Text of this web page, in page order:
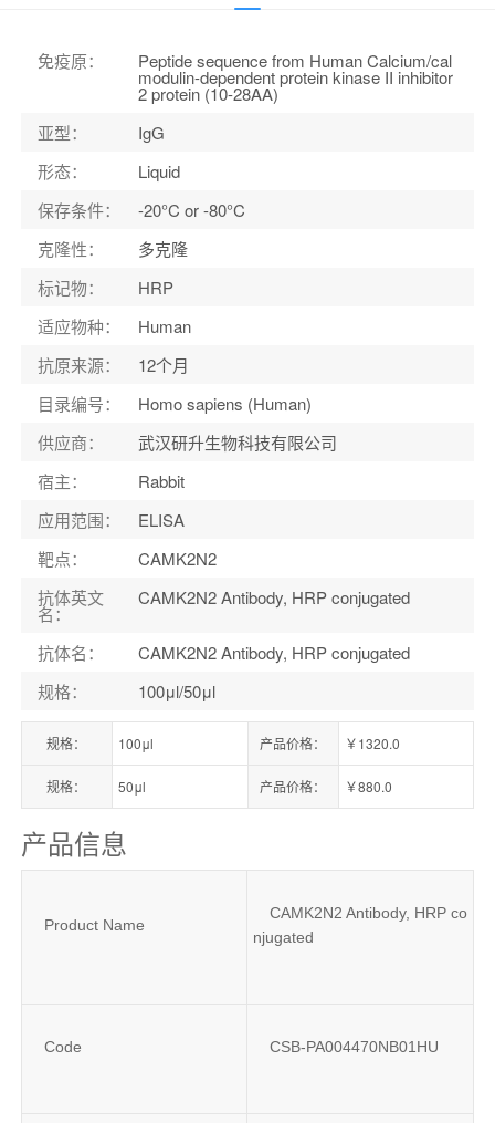
免疫原： Peptide sequence from Human Calcium/cal
modulin-dependent protein kinase II inhibitor
2 protein (10-28AA)
亚型：
IgG
形态：
Liquid
保存条件：
-20°C or -80°C
克隆性：
多克隆
标记物：
HRP
适应物种：
Human
抗原来源：
12个月
目录编号：
Homo sapiens (Human)
供应商：
武汉研升生物科技有限公司
宿主：
Rabbit
应用范围：
ELISA
靶点：
CAMK2N2
抗体英文
名：
CAMK2N2 Antibody, HRP conjugated
抗体名：
CAMK2N2 Antibody, HRP conjugated
规格： 100μl/50μl
规格： 100μl 产品价格： ￥1320.0
规格： 50μl 产品价格： ￥880.0
产品信息
Product Name
CAMK2N2 Antibody, HRP co
njugated
Code CSB-PA004470NB01HU